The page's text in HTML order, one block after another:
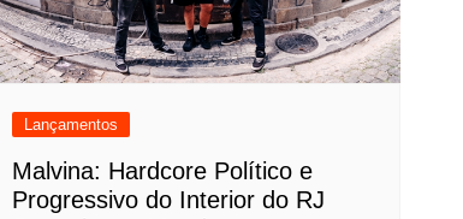
Lançamentos
Malvina: Hardcore Político e
Progressivo do Interior do RJ